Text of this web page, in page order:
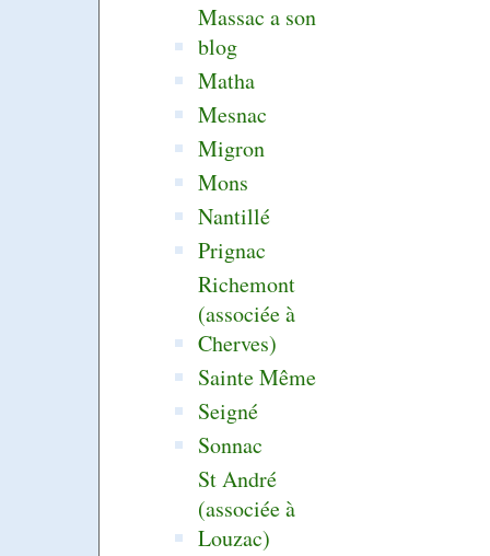
Massac a son
blog
Matha
Mesnac
Migron
Mons
Nantillé
Prignac
Richemont
(associée à
Cherves)
Sainte Même
Seigné
Sonnac
St André
(associée à
Louzac)